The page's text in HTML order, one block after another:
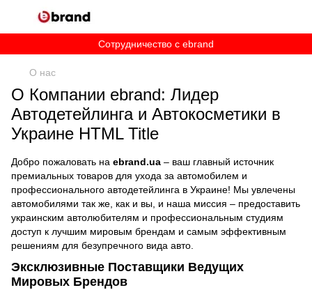
Сотрудничество c ebrand
О нас
О Компании ebrand: Лидер
Автодетейлинга и Автокосметики в
Украине HTML Title
Добро пожаловать на ebrand.ua – ваш главный источник
премиальных товаров для ухода за автомобилем и
профессионального автодетейлинга в Украине! Мы увлечены
автомобилями так же, как и вы, и наша миссия – предоставить
украинским автолюбителям и профессиональным студиям
доступ к лучшим мировым брендам и самым эффективным
решениям для безупречного вида авто.
Эксклюзивные Поставщики Ведущих
Мировых Брендов